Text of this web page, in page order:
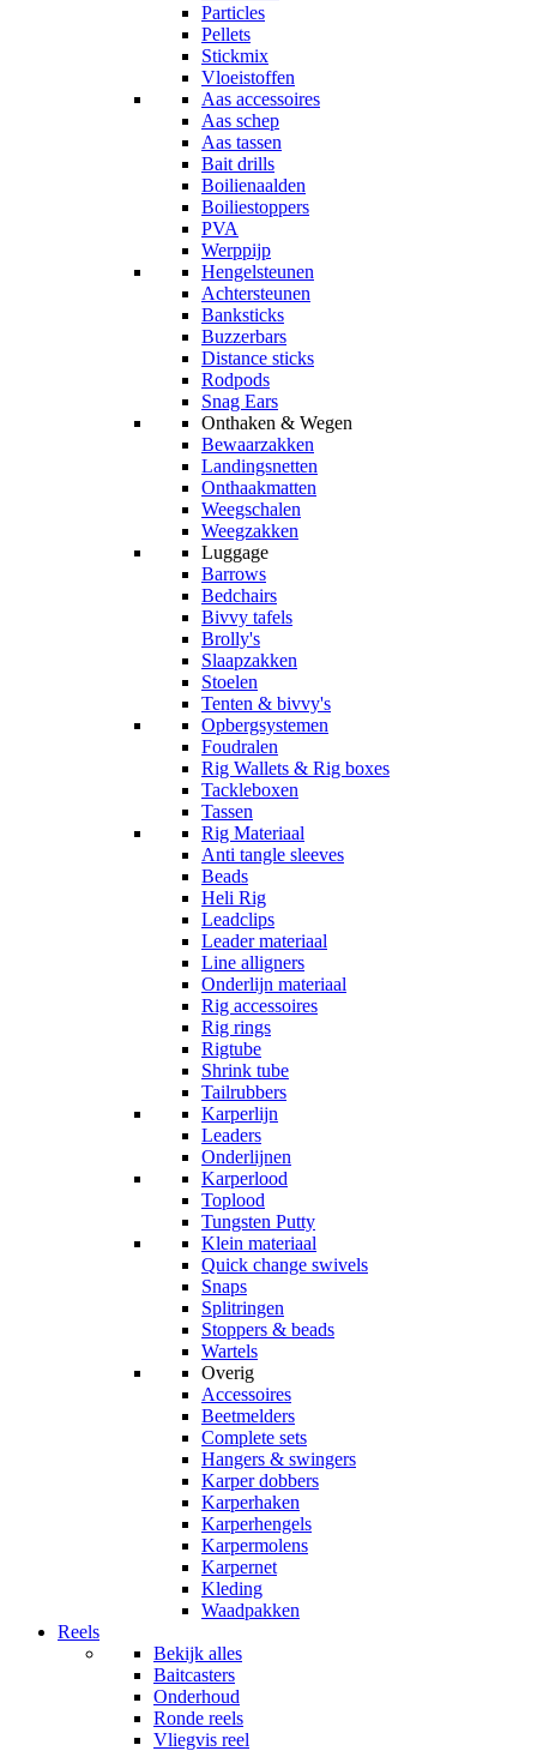
Particles
Pellets
Stickmix
Vloeistoffen
Aas accessoires
Aas schep
Aas tassen
Bait drills
Boilienaalden
Boiliestoppers
PVA
Werppijp
Hengelsteunen
Achtersteunen
Banksticks
Buzzerbars
Distance sticks
Rodpods
Snag Ears
Onthaken & Wegen
Bewaarzakken
Landingsnetten
Onthaakmatten
Weegschalen
Weegzakken
Luggage
Barrows
Bedchairs
Bivvy tafels
Brolly's
Slaapzakken
Stoelen
Tenten & bivvy's
Opbergsystemen
Foudralen
Rig Wallets & Rig boxes
Tackleboxen
Tassen
Rig Materiaal
Anti tangle sleeves
Beads
Heli Rig
Leadclips
Leader materiaal
Line alligners
Onderlijn materiaal
Rig accessoires
Rig rings
Rigtube
Shrink tube
Tailrubbers
Karperlijn
Leaders
Onderlijnen
Karperlood
Toplood
Tungsten Putty
Klein materiaal
Quick change swivels
Snaps
Splitringen
Stoppers & beads
Wartels
Overig
Accessoires
Beetmelders
Complete sets
Hangers & swingers
Karper dobbers
Karperhaken
Karperhengels
Karpermolens
Karpernet
Kleding
Waadpakken
Reels
Bekijk alles
Baitcasters
Onderhoud
Ronde reels
Vliegvis reel